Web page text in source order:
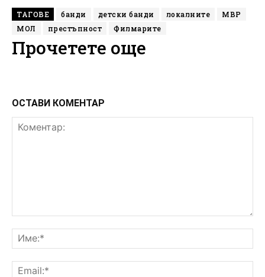
ТАГОВЕ банди детски банди локалните
МВР
МОЛ
престъпност Филмарите
Прочетете още
ОСТАВИ КОМЕНТАР